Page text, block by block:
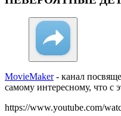
MovieMaker- канал
самому интересному, что с
https://www.youtube.com/